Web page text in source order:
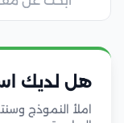
هل لديك
املأ النموذج